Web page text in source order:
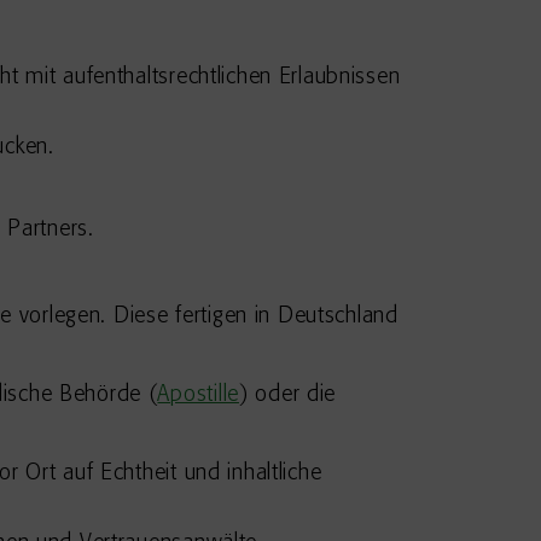
mit aufenthaltsrechtlichen Erlaubnissen
vorlegen. Diese fertigen in Deutschland
Behörde (Apostille ) oder die
Ort auf Echtheit und inhaltliche